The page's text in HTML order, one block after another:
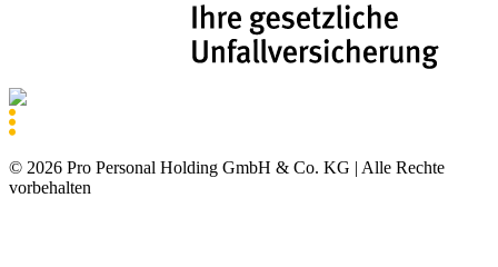
© 2026 Pro Personal Holding GmbH & Co. KG | Alle Rechte
vorbehalten